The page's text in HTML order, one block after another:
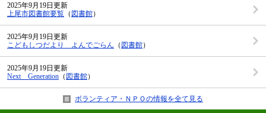
2025年9月19日更新
上尾市図書館要覧 （ 図書館）
2025年9月19日更新
こどもしつだより よんでごらん （ 図書館）
2025年9月19日更新
Next Generation （ 図書館）
ボランティア・ＮＰＯの情報を全て見る